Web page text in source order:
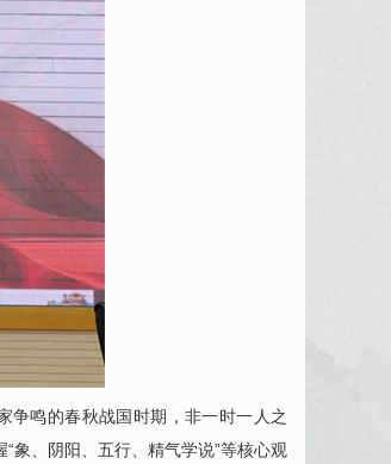
争鸣的春秋战国时期，非一时一人之
象、阴阳、五行、精气学说”等核心观